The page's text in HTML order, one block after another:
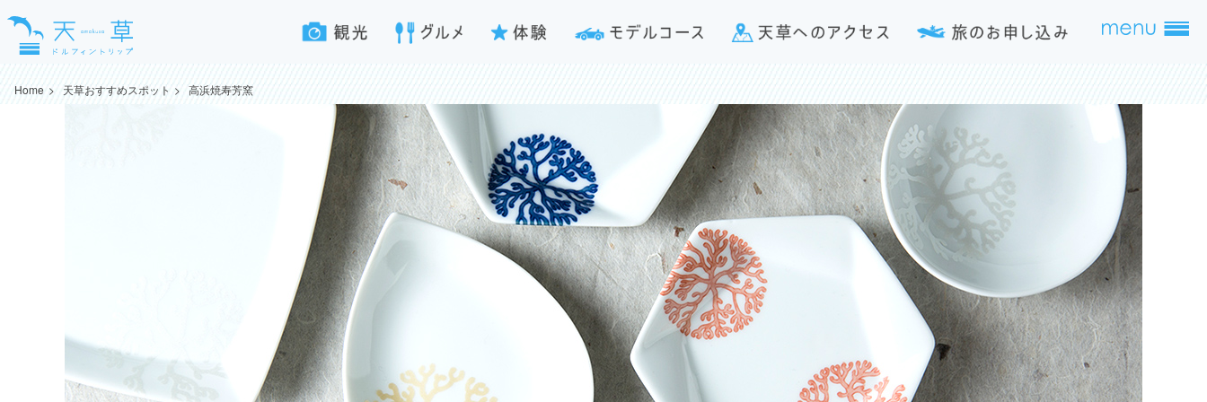
Home 天草おすすめスポット 高浜焼寿芳窯